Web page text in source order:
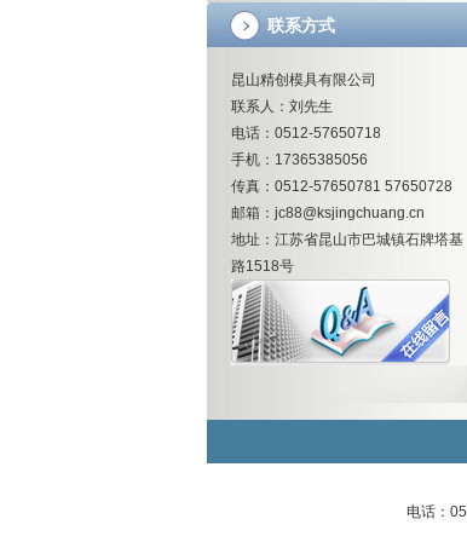
联系方式
昆山精创模具有限公司
联系人：刘先生
电话：0512-57650718
手机：17365385056
传真：0512-57650781 57650728
邮箱：jc88@ksjingchuang.cn
地址：江苏省昆山市巴城镇石牌塔基
路1518号
电话：